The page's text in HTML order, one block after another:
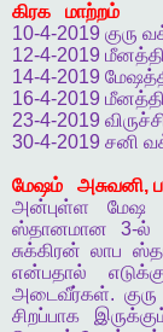
கிரக
மாற்றம்
10-4-2019 குரு
12-4-2019
14-4-2019
16-4-2019
23-4-2019
30-4-2019 சனி
மேஷம் அசுவனி,
அன்புள்ள
மேஷ
ஸ்தானமான 3-ல்
சுக்கிரன் லாப
என்பதால்
அடைவீர்கள். குரு
சிறப்பாக